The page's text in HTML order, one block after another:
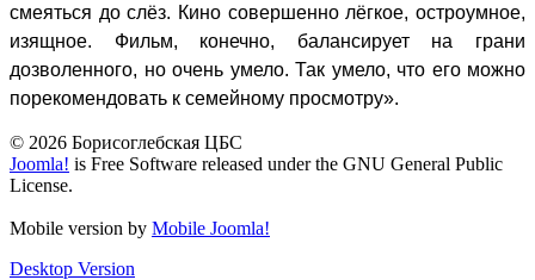
смеяться до слёз. Кино совершенно лёгкое, остроумное,
изящное. Фильм, конечно, балансирует на грани
дозволенного, но очень умело. Так умело, что его можно
порекомендовать к семейному просмотру».
© 2026 Борисоглебская ЦБС
Joomla! is Free Software released under the GNU General Public
License.
Mobile version by Mobile Joomla!
Desktop Version